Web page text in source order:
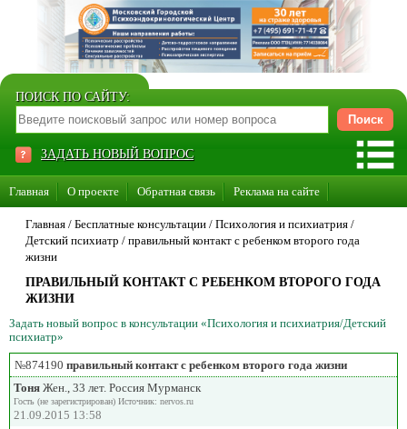
ПОИСК ПО САЙТУ:
ЗАДАТЬ НОВЫЙ ВОПРОС
Главная О проекте Обратная связь Реклама на сайте
Стать консультантом нашего сайта
Суперакция «Каждому врачу свой сайт»
Главная / Бесплатные консультации / Психология и психиатрия /
Детский психиатр / правильный контакт с ребенком второго года
жизни
ПРАВИЛЬНЫЙ КОНТАКТ С РЕБЕНКОМ ВТОРОГО ГОДА
ЖИЗНИ
Задать новый вопрос в консультации «Психология и психиатрия/Детский
психиатр»
№874190 правильный контакт с ребенком второго года жизни
Тоня Жен., 33 лет. Россия Мурманск
Гость (не зарегистрирован) Источник: nervos.ru
21.09.2015 13:58